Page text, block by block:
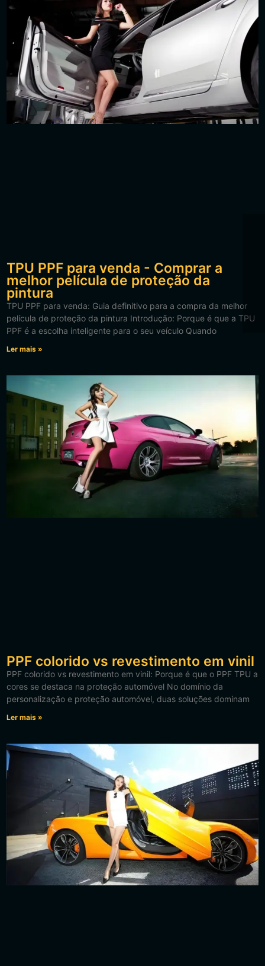
TPU PPF para venda - Comprar a
melhor película de proteção da
pintura
TPU PPF para venda: Guia definitivo para a compra da melhor
película de proteção da pintura Introdução: Porque é que a TPU
PPF é a escolha inteligente para o seu veículo Quando
Ler mais »
PPF colorido vs revestimento em vinil
PPF colorido vs revestimento em vinil: Porque é que o PPF TPU a
cores se destaca na proteção automóvel No domínio da
personalização e proteção automóvel, duas soluções dominam
Ler mais »